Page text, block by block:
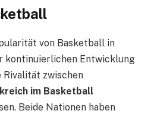
von Basketball in
kontinuierlichen Entwicklung
Rivalität zwischen
im Basketball
Beide Nationen haben